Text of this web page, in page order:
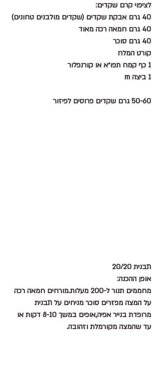
לציפוי קרם שקדים:
40 גרם אבקת שקדים (שקדים מולבנים טחונים)
40 גרם חמאה רכה מאוד
40 גרם סוכר
קורט המלח
1 כף קמח תפו״א או קורנפלור
1 ביצה m
50-60 גרם שקדים פרוסים לפיזור
תבנית 20/20
אופן ההכנה:
מחממים תנור ל-200 מעלות.מורחים חמאה רכה
על המצה מפזרים סוכר מניחים על תבנית
מרופדת בנייר אפיה,אופים במשך 8-10 דקות או
עד שהמצה מקורמלת וזהובה.